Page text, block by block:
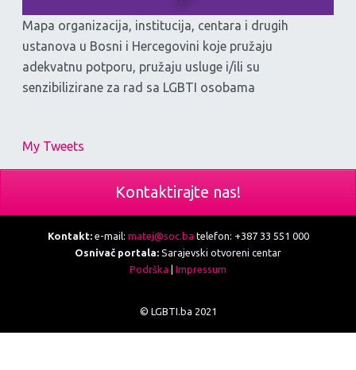
Mapa organizacija, institucija, centara i drugih
ustanova u Bosni i Hercegovini koje pružaju
adekvatnu potporu, pružaju usluge i/ili su
senzibilizirane za rad sa LGBTI osobama
My Tweets
Kontaktirajte nas!
Kontakt:e-mail: matej@soc.ba telefon: +387 33 551 000
Osnivač portala: Sarajevski otvoreni centar
Podrška | Impressum
© LGBTI.ba 2021